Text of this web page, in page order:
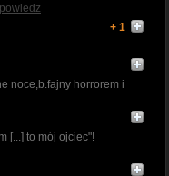
+ 1
noce,b.fajny horrorem i
[...] to mój ojciec"!